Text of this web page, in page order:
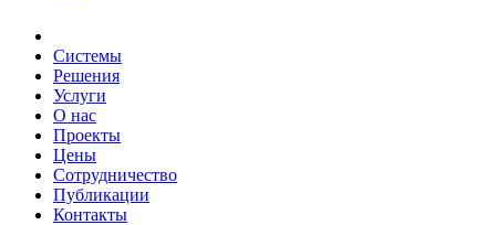
Системы
Решения
Услуги
О нас
Проекты
Цены
Сотрудничество
Публикации
Контакты